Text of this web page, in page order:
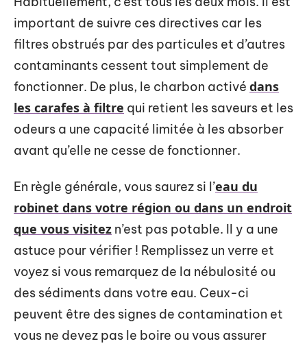
important de suivre ces directives car les
filtres obstrués par des particules et d’autres
contaminants cessent tout simplement de
fonctionner. De plus, le charbon activé dans
les carafes à filtre qui retient les saveurs et les
odeurs a une capacité limitée à les absorber
avant qu’elle ne cesse de fonctionner.
En règle générale, vous saurez si l’eau du
robinet dans votre région ou dans un endroit
que vous visitez n’est pas potable. Il y a une
astuce pour vérifier ! Remplissez un verre et
voyez si vous remarquez de la nébulosité ou
des sédiments dans votre eau. Ceux-ci
peuvent être des signes de contamination et
vous ne devez pas le boire ou vous assurer